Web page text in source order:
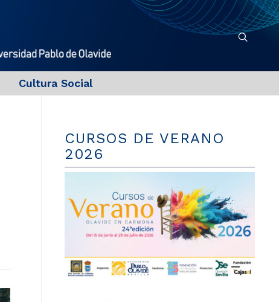
Cultura Social
CURSOS DE VERANO
2026